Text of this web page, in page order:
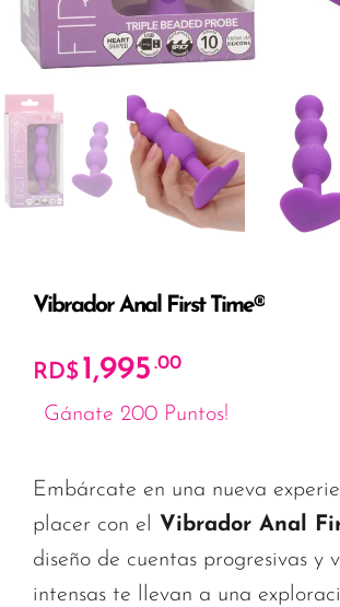
Vibrador Anal First Time®
RD$ 1,995 .00
Gánate 200 Puntos!
Embárcate en una nueva
placer con el
Vibrador Anal
diseño de cuentas progresivas y
intensas te llevan a una